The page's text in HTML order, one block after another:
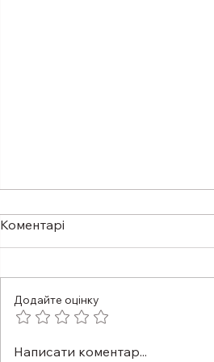
ФАХІВЦІ ІЗ СУПРОВОДУ
Коментарі
Додайте оцінку
Написати коментар...